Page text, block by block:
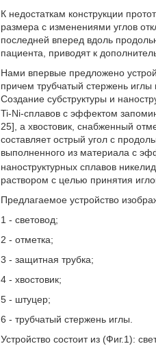
К недостаткам конструкции
размера с изменениями углов
последней вперед вдоль
пациента, приводят к
Нами впервые предложено
причем трубчатый стержень
Создание субструктуры и
Ti-Ni-сплавов с эффектом
25], а хвостовик, снабженный
составляет острый угол с
выполненного из материала с
наноструктурных сплавов
раствором с целью принятия
Предлагаемое устройство
1 - световод;
2 - отметка;
3 - защитная трубка;
4 - хвостовик;
5 - штуцер;
6 - трубчатый стержень иглы.
Устройство состоит из (Фиг.1):